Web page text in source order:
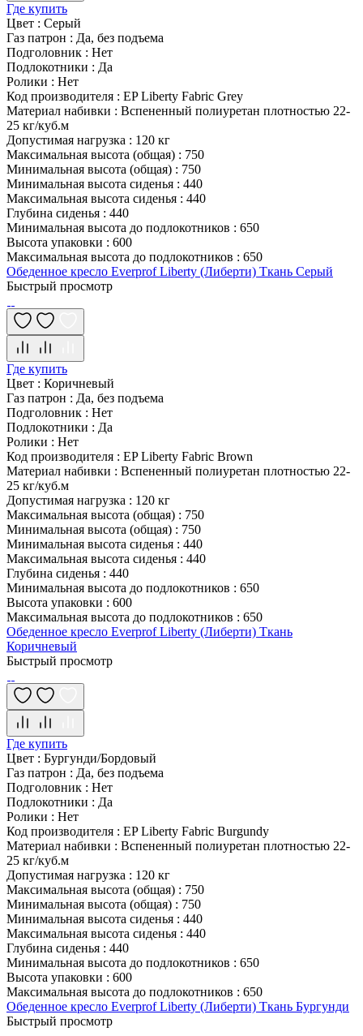
Где купить
Цвет : Серый
Газ патрон : Да, без подъема
Подголовник : Нет
Подлокотники : Да
Ролики : Нет
Код производителя : EP Liberty Fabric Grey
Материал набивки : Вспененный полиуретан плотностью 22-
25 кг/куб.м
Допустимая нагрузка : 120 кг
Максимальная высота (общая) : 750
Минимальная высота (общая) : 750
Минимальная высота сиденья : 440
Максимальная высота сиденья : 440
Глубина сиденья : 440
Минимальная высота до подлокотников : 650
Высота упаковки : 600
Максимальная высота до подлокотников : 650
Обеденное кресло Everprof Liberty (Либерти) Ткань Серый
Быстрый просмотр
Где купить
Цвет : Коричневый
Газ патрон : Да, без подъема
Подголовник : Нет
Подлокотники : Да
Ролики : Нет
Код производителя : EP Liberty Fabric Brown
Материал набивки : Вспененный полиуретан плотностью 22-
25 кг/куб.м
Допустимая нагрузка : 120 кг
Максимальная высота (общая) : 750
Минимальная высота (общая) : 750
Минимальная высота сиденья : 440
Максимальная высота сиденья : 440
Глубина сиденья : 440
Минимальная высота до подлокотников : 650
Высота упаковки : 600
Максимальная высота до подлокотников : 650
Обеденное кресло Everprof Liberty (Либерти) Ткань
Коричневый
Быстрый просмотр
Где купить
Цвет : Бургунди/Бордовый
Газ патрон : Да, без подъема
Подголовник : Нет
Подлокотники : Да
Ролики : Нет
Код производителя : EP Liberty Fabric Burgundy
Материал набивки : Вспененный полиуретан плотностью 22-
25 кг/куб.м
Допустимая нагрузка : 120 кг
Максимальная высота (общая) : 750
Минимальная высота (общая) : 750
Минимальная высота сиденья : 440
Максимальная высота сиденья : 440
Глубина сиденья : 440
Минимальная высота до подлокотников : 650
Высота упаковки : 600
Максимальная высота до подлокотников : 650
Обеденное кресло Everprof Liberty (Либерти) Ткань Бургунди
Быстрый просмотр